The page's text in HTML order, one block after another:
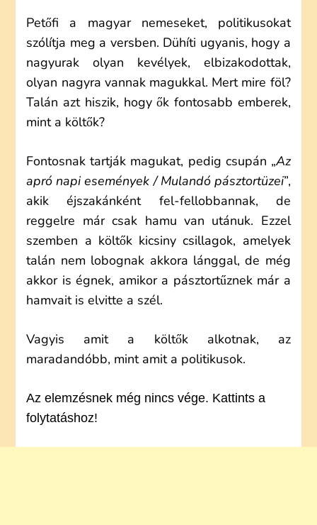
Petőfi a magyar nemeseket, politikusokat
szólítja meg a versben. Dühíti ugyanis, hogy a
nagyurak olyan kevélyek, elbizakodottak,
olyan nagyra vannak magukkal. Mert mire föl?
Talán azt hiszik, hogy ők fontosabb emberek,
mint a költők?
Fontosnak tartják magukat, pedig csupán „Az
apró napi események / Mulandó pásztortüzei”,
akik éjszakánként fel-fellobbannak, de
reggelre már csak hamu van utánuk. Ezzel
szemben a költők kicsiny csillagok, amelyek
talán nem lobognak akkora lánggal, de még
akkor is égnek, amikor a pásztortűznek már a
hamvait is elvitte a szél.
Vagyis amit a költők alkotnak, az
maradandóbb, mint amit a politikusok.
Az elemzésnek még nincs vége. Kattints a
folytatáshoz!